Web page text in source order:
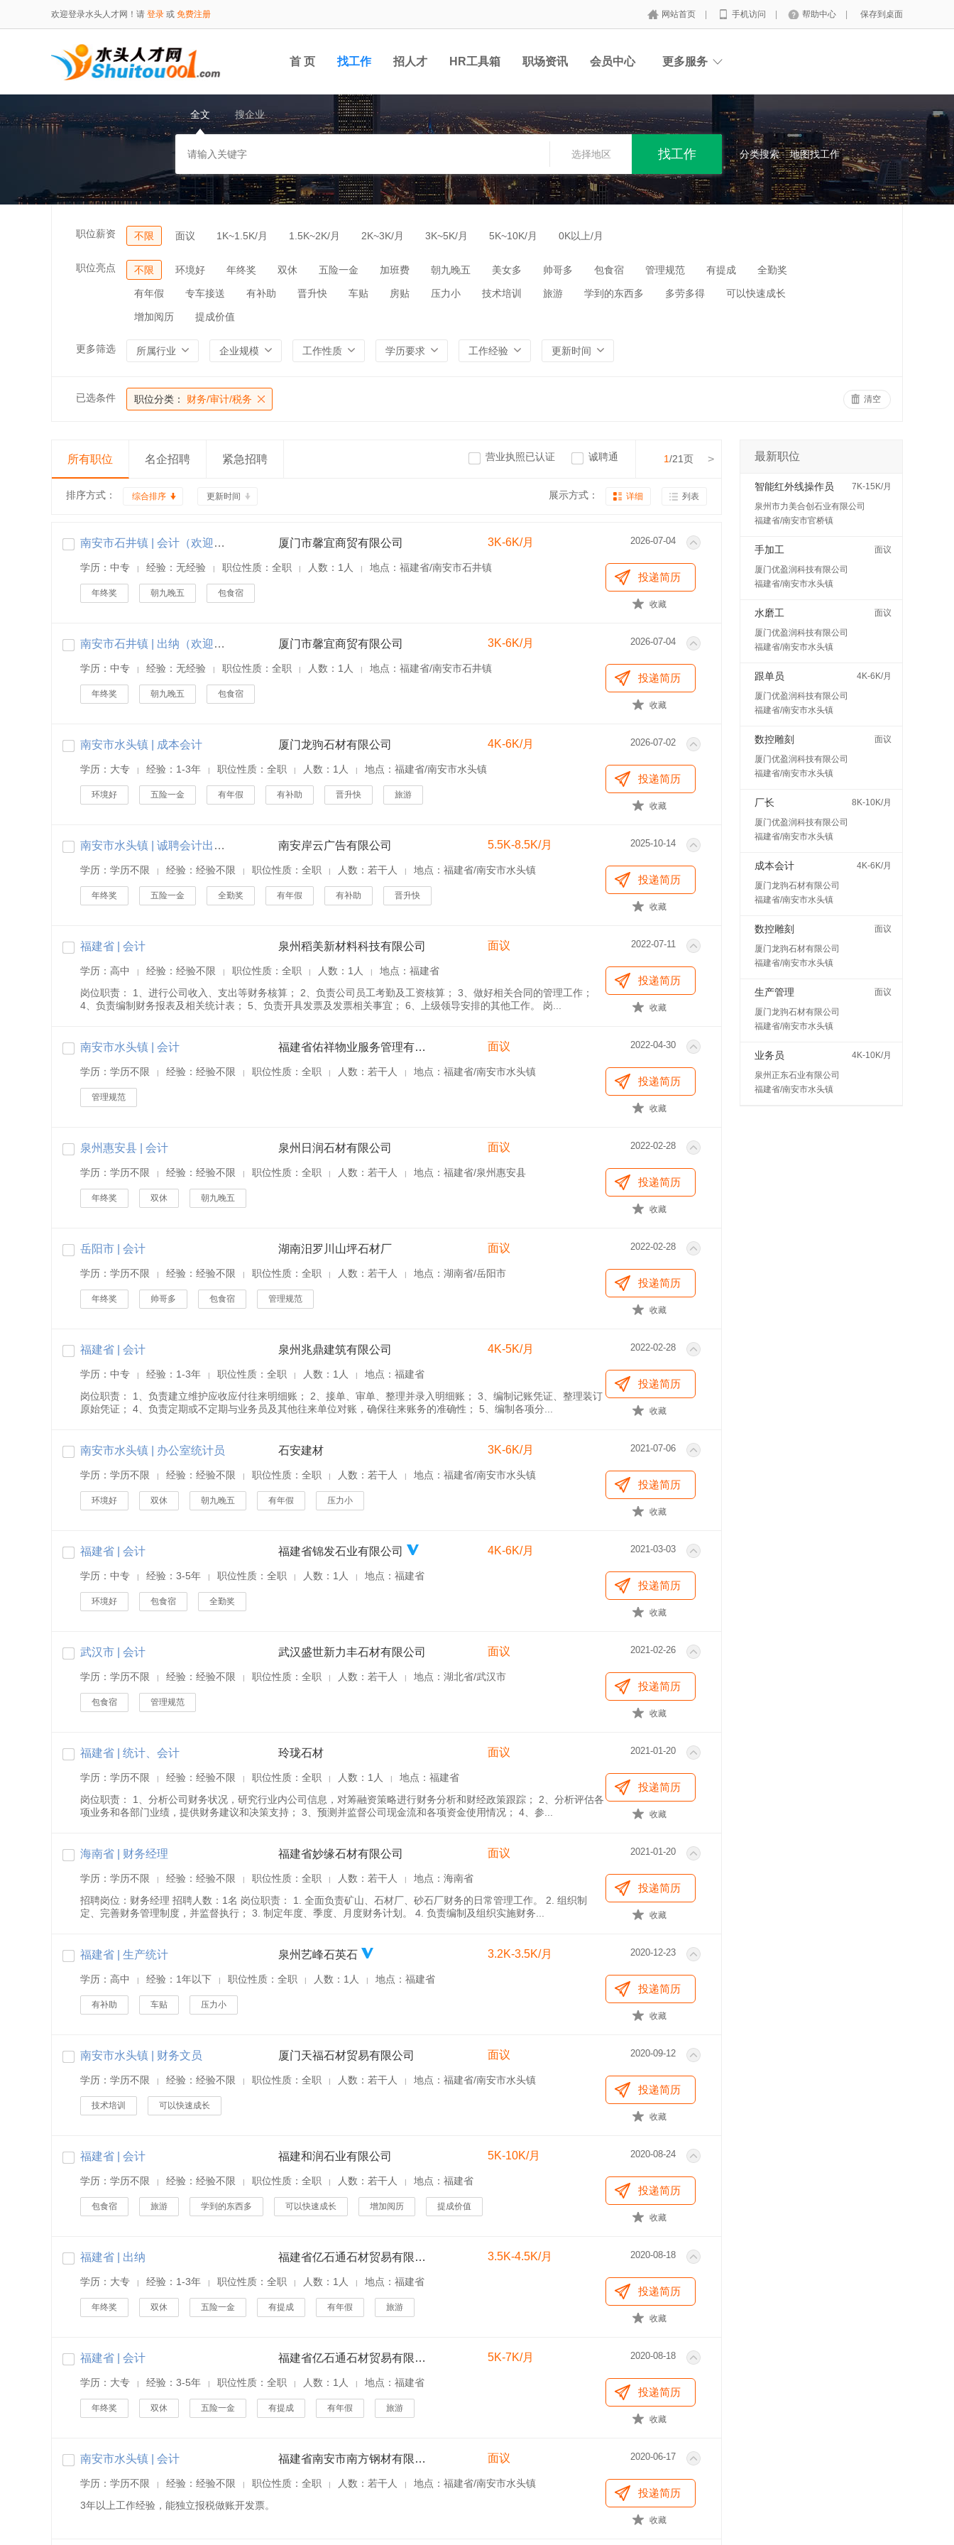
欢迎登录水头人才网！请 登录 或 免费注册 网站首页 手机访问 帮助中心 保存到桌面
首 页 找工作 招人才 HR工具箱 职场资讯 会员中心 更多服务
全文 搜企业
选择地区 分类搜索 地图找工作
职位薪资 不限 面议 1K~1.5K/月 1.5K~2K/月 2K~3K/月 3K~5K/月 5K~10K/月 0K以上/月
职位亮点 不限 环境好 年终奖 双休 五险一金 加班费 朝九晚五 美女多 帅哥多 包食宿 管理规范 有提成 全勤奖
有年假 专车接送 有补助 晋升快 车贴 房贴 压力小 技术培训 旅游 学到的东西多 多劳多得 可以快速成长
增加阅历 提成价值
更多筛选 所属行业 企业规模 工作性质 学历要求 工作经验 更新时间
已选条件 职位分类： 财务/审计/税务 清空
所有职位 名企招聘 紧急招聘 营业执照已认证 诚聘通 >
1/21页
排序方式： 综合排序 更新时间 展示方式： 详细 列表
南安市石井镇 | 会计（欢迎应届生，工作地点：石井） 厦门市馨宜商贸有限公司 3K-6K/月 2026-07-04
学历：中专 | 经验：无经验 | 职位性质：全职 | 人数：1人 | 地点：福建省/南安市石井镇
年终奖 朝九晚五 包食宿
投递简历
收藏
南安市石井镇 | 出纳（欢迎优秀应届生，工作地点石井） 厦门市馨宜商贸有限公司 3K-6K/月 2026-07-04
学历：中专 | 经验：无经验 | 职位性质：全职 | 人数：1人 | 地点：福建省/南安市石井镇
年终奖 朝九晚五 包食宿
投递简历
收藏
南安市水头镇 | 成本会计 厦门龙驹石材有限公司 4K-6K/月 2026-07-02
学历：大专 | 经验：1-3年 | 职位性质：全职 | 人数：1人 | 地点：福建省/南安市水头镇
环境好 五险一金 有年假 有补助 晋升快 旅游
投递简历
收藏
南安市水头镇 | 诚聘会计出纳/学徒/实习生 南安岸云广告有限公司 5.5K-8.5K/月 2025-10-14
学历：学历不限 | 经验：经验不限 | 职位性质：全职 | 人数：若干人 | 地点：福建省/南安市水头镇
年终奖 五险一金 全勤奖 有年假 有补助 晋升快
投递简历
收藏
福建省 | 会计 泉州稻美新材料科技有限公司 面议 2022-07-11
学历：高中 | 经验：经验不限 | 职位性质：全职 | 人数：1人 |
地点：福建省
岗位职责： 1、进行公司收入、支出等财务核算； 2、负责公司员工考勤及工资核算； 3、做好相关合同的管理工作；
4、负责编制财务报表及相关统计表； 5、负责开具发票及发票相关事宜； 6、上级领导安排的其他工作。 岗...
投递简历
收藏
南安市水头镇 | 会计 福建省佑祥物业服务管理有限公司 面议 2022-04-30
学历：学历不限 | 经验：经验不限 | 职位性质：全职 | 人数：若干人 | 地点：福建省/南安市水头镇
管理规范
投递简历
收藏
泉州惠安县 | 会计 泉州日润石材有限公司 面议 2022-02-28
学历：学历不限 | 经验：经验不限 | 职位性质：全职 | 人数：若干人 | 地点：福建省/泉州惠安县
年终奖 双休 朝九晚五
投递简历
收藏
岳阳市 | 会计 湖南汨罗川山坪石材厂 面议 2022-02-28
学历：学历不限 | 经验：经验不限 | 职位性质：全职 | 人数：若干人 | 地点：湖南省/岳阳市
年终奖 帅哥多 包食宿 管理规范
投递简历
收藏
福建省 | 会计 泉州兆鼎建筑有限公司 4K-5K/月 2022-02-28
学历：中专 | 经验：1-3年 | 职位性质：全职 | 人数：1人 |
地点：福建省
岗位职责： 1、负责建立维护应收应付往来明细账； 2、接单、审单、整理并录入明细账； 3、编制记账凭证、整理装订
原始凭证； 4、负责定期或不定期与业务员及其他往来单位对账，确保往来账务的准确性； 5、编制各项分...
投递简历
收藏
南安市水头镇 | 办公室统计员 石安建材 3K-6K/月 2021-07-06
学历：学历不限 | 经验：经验不限 | 职位性质：全职 | 人数：若干人 | 地点：福建省/南安市水头镇
环境好 双休 朝九晚五 有年假 压力小
投递简历
收藏
福建省 | 会计 福建省锦发石业有限公司 4K-6K/月 2021-03-03
学历：中专 | 经验：3-5年 | 职位性质：全职 | 人数：1人 | 地点：福建省
环境好 包食宿 全勤奖
投递简历
收藏
武汉市 | 会计 武汉盛世新力丰石材有限公司 面议 2021-02-26
学历：学历不限 | 经验：经验不限 | 职位性质：全职 | 人数：若干人 | 地点：湖北省/武汉市
包食宿 管理规范
投递简历
收藏
福建省 | 统计、会计 玲珑石材 面议 2021-01-20
学历：学历不限 | 经验：经验不限 | 职位性质：全职 | 人数：1人 |
地点：福建省
岗位职责： 1、分析公司财务状况，研究行业内公司信息，对筹融资策略进行财务分析和财经政策跟踪； 2、分析评估各
项业务和各部门业绩，提供财务建议和决策支持； 3、预测并监督公司现金流和各项资金使用情况； 4、参...
投递简历
收藏
海南省 | 财务经理 福建省妙缘石材有限公司 面议 2021-01-20
学历：学历不限 | 经验：经验不限 | 职位性质：全职 | 人数：若干人 |
地点：海南省
招聘岗位：财务经理 招聘人数：1名 岗位职责： 1. 全面负责矿山、石材厂、砂石厂财务的日常管理工作。 2. 组织制
定、完善财务管理制度，并监督执行； 3. 制定年度、季度、月度财务计划。 4. 负责编制及组织实施财务...
投递简历
收藏
福建省 | 生产统计 泉州艺峰石英石 3.2K-3.5K/月 2020-12-23
学历：高中 | 经验：1年以下 | 职位性质：全职 | 人数：1人 | 地点：福建省
有补助 车贴 压力小
投递简历
收藏
南安市水头镇 | 财务文员 厦门天福石材贸易有限公司 面议 2020-09-12
学历：学历不限 | 经验：经验不限 | 职位性质：全职 | 人数：若干人 | 地点：福建省/南安市水头镇
技术培训 可以快速成长
投递简历
收藏
福建省 | 会计 福建和润石业有限公司 5K-10K/月 2020-08-24
学历：学历不限 | 经验：经验不限 | 职位性质：全职 | 人数：若干人 | 地点：福建省
包食宿 旅游 学到的东西多 可以快速成长 增加阅历 提成价值
投递简历
收藏
福建省 | 出纳 福建省亿石通石材贸易有限公司 3.5K-4.5K/月 2020-08-18
学历：大专 | 经验：1-3年 | 职位性质：全职 | 人数：1人 | 地点：福建省
年终奖 双休 五险一金 有提成 有年假 旅游
投递简历
收藏
福建省 | 会计 福建省亿石通石材贸易有限公司 5K-7K/月 2020-08-18
学历：大专 | 经验：3-5年 | 职位性质：全职 | 人数：1人 | 地点：福建省
年终奖 双休 五险一金 有提成 有年假 旅游
投递简历
收藏
南安市水头镇 | 会计 福建省南安市南方钢材有限公司 面议 2020-06-17
学历：学历不限 | 经验：经验不限 | 职位性质：全职 | 人数：若干人 |
地点：福建省/南安市水头镇
3年以上工作经验，能独立报税做账开发票。
投递简历
收藏
最新职位
智能红外线操作员
7K-15K/月
泉州市力美合创石业有限公司
福建省/南安市官桥镇
手加工
面议
厦门优盈润科技有限公司
福建省/南安市水头镇
水磨工
面议
厦门优盈润科技有限公司
福建省/南安市水头镇
跟单员
4K-6K/月
厦门优盈润科技有限公司
福建省/南安市水头镇
数控雕刻
面议
厦门优盈润科技有限公司
福建省/南安市水头镇
厂长
8K-10K/月
厦门优盈润科技有限公司
福建省/南安市水头镇
成本会计
4K-6K/月
厦门龙驹石材有限公司
福建省/南安市水头镇
数控雕刻
面议
厦门龙驹石材有限公司
福建省/南安市水头镇
生产管理
面议
厦门龙驹石材有限公司
福建省/南安市水头镇
业务员
4K-10K/月
泉州正东石业有限公司
福建省/南安市水头镇